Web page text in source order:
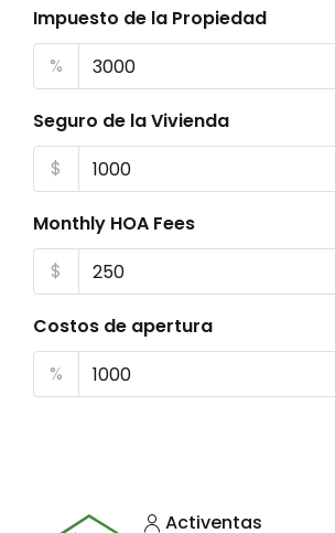
Impuesto de la Propiedad
%
Seguro de la Vivienda
$
Monthly HOA Fees
$
Costos de apertura
%
Activentas